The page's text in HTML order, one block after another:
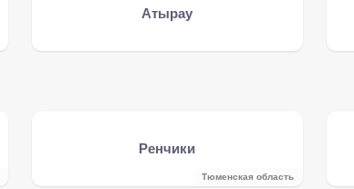
Атырау
Ренчики
Тюменская область